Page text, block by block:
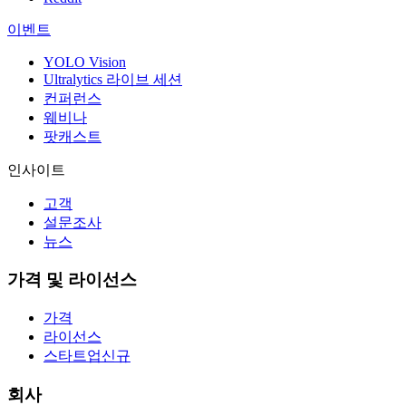
이벤트
YOLO Vision
Ultralytics 라이브 세션
컨퍼런스
웨비나
팟캐스트
인사이트
고객
설문조사
뉴스
가격 및 라이선스
가격
라이선스
스타트업신규
회사